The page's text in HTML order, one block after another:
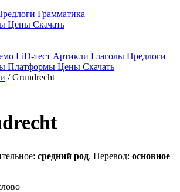
Грамматика
Цены Скачать
LiD-тест Артикли Глаголы Предлоги
Платформы Цены Скачать
/ Grundrecht
средний род. Перевод: основное